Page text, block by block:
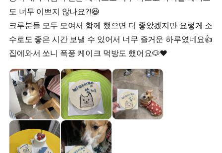
도 너무 이쁘지 않나요?!😆
크루분들 모두 모여서 함께 했으면 더 좋았겠지만 요렇게 소
수로도 좋은 시간 보낼 수 있어서 너무 즐거운 하루였네요👍
집에와서 쏘니 폭풍 케이크 먹방도 했어요🐶❤️